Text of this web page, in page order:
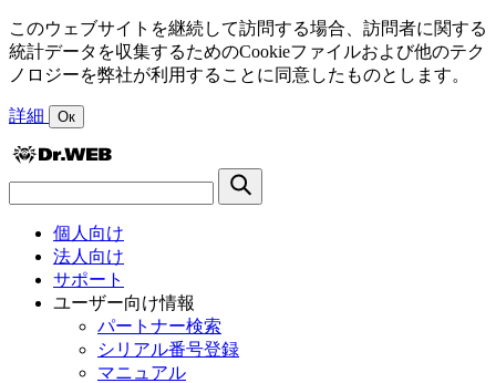
このウェブサイトを継続して訪問する場合、訪問者に関する
統計データを収集するためのCookieファイルおよび他のテク
ノロジーを弊社が利用することに同意したものとします。
詳細 Ок
個人向け
法人向け
サポート
ユーザー向け情報
パートナー検索
シリアル番号登録
マニュアル